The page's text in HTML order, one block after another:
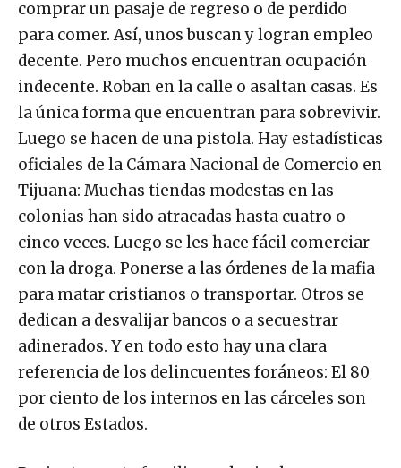
comprar un pasaje de regreso o de perdido
para comer. Así, unos buscan y logran empleo
decente. Pero muchos encuentran ocupación
indecente. Roban en la calle o asaltan casas. Es
la única forma que encuentran para sobrevivir.
Luego se hacen de una pistola. Hay estadísticas
oficiales de la Cámara Nacional de Comercio en
Tijuana: Muchas tiendas modestas en las
colonias han sido atracadas hasta cuatro o
cinco veces. Luego se les hace fácil comerciar
con la droga. Ponerse a las órdenes de la mafia
para matar cristianos o transportar. Otros se
dedican a desvalijar bancos o a secuestrar
adinerados. Y en todo esto hay una clara
referencia de los delincuentes foráneos: El 80
por ciento de los internos en las cárceles son
de otros Estados.